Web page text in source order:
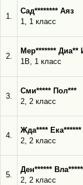
1.
Сад******** Аяз
1, 1 класс
2.
Мер******* Диа**
1В, 1 класс
3.
Сми***** Пол***
2, 2 класс
4.
Жда**** Ека******
2, 2 класс
5.
Ден******
2, 2 класс